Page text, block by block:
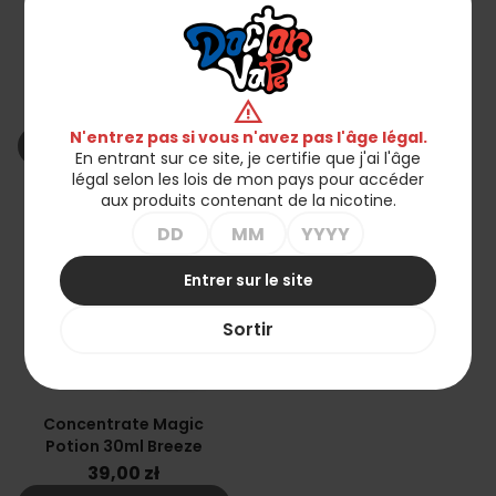
Concentrate Magic
Rupture de stock
Concentrate Magic
Potion 30ml Inferno
shopping_cart_off Rupture de stock
Concentrate Magic
Potion 30ml Breeze
39,00 zł
warning
N'entrez pas si vous n'avez pas l'âge légal.
En entrant sur ce site, je certifie que j'ai l'âge
légal selon les lois de mon pays pour accéder
aux produits contenant de la nicotine.
Entrer sur le site
Sortir